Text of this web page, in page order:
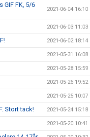
GIF FK, 5/6
2021-06-04 16:10
2021-06-03 11:03
2021-06-02 18:14
2021-05-31 16:08
2021-05-28 15:59
2021-05-26 19:52
2021-05-25 10:07
Stort tack! 2021-05-24 15:18
2021-05-20 10:41